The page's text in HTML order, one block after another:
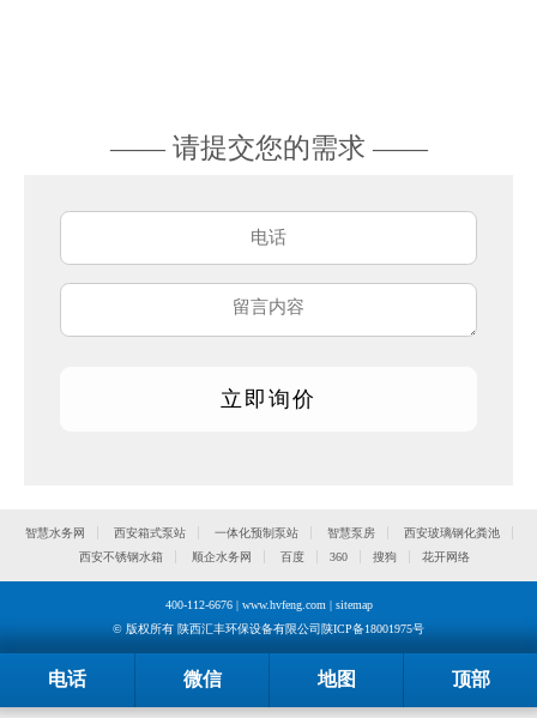
—— 请提交您的需求 ——
智慧水务网 西安箱式泵站 一体化预制泵站 智慧泵房
西安玻璃钢化粪池
西安不锈钢水箱
顺企水务网 百度 360 搜狗 花开网络
400-112-6676 | www.hvfeng.com | sitemap
© 版权所有 陕西汇丰环保设备有限公司 陕ICP备18001975号
电话 微信 地图 顶部